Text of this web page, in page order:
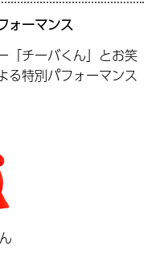
ォーマンス
「チーバくん」とお笑
る特別パフォーマンス